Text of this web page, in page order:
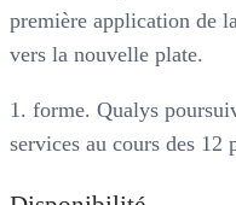
première application de
vers la nouvelle plate.
1. forme. Qualys
services au cours des 12